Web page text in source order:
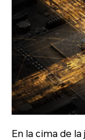
En la cima de